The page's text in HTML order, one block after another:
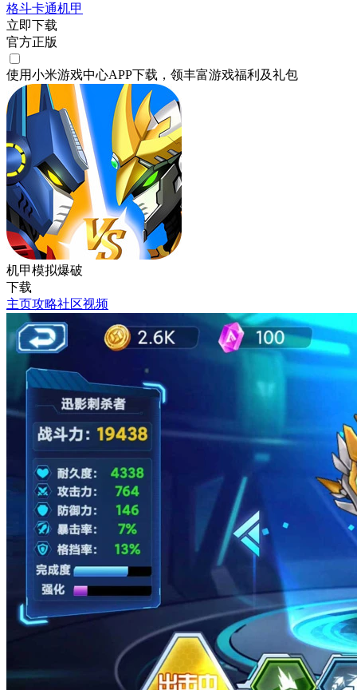
格斗卡通机甲
立即下载
官方正版
使用小米游戏中心APP下载 ，领丰富游戏福利 及礼包
机甲模拟爆破
下载
主页攻略社区视频